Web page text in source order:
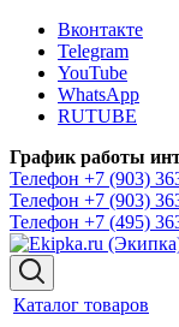
Вконтакте
Telegram
YouTube
WhatsApp
RUTUBE
График работы
Телефон +7 (903)
Телефон +7 (903)
Телефон +7 (495)
Каталог товаров